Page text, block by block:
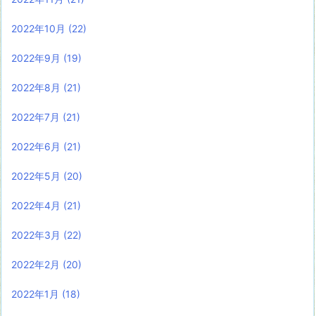
2022年10月 (22)
2022年9月 (19)
2022年8月 (21)
2022年7月 (21)
2022年6月 (21)
2022年5月 (20)
2022年4月 (21)
2022年3月 (22)
2022年2月 (20)
2022年1月 (18)